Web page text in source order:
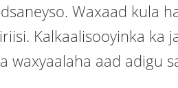
Waxaad kula
Kalkaalisooyinka ka
waxyaalaha aad adigu